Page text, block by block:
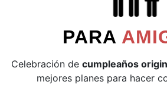
PARA
Celebración de cumpleaños
mejores planes para hacer